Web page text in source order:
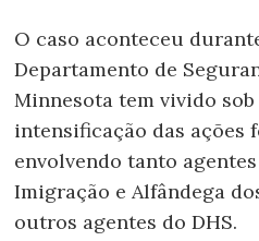
O caso aconteceu
Departamento de
Minnesota tem vivido
intensificação das ações
envolvendo tanto
Imigração e Alfândega
outros agentes do DHS.